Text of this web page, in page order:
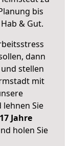
bis
& Gut.
dann
stellen
mit
Sie
Jahre
holen Sie